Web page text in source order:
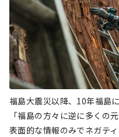
福島大震災以降、10年福島
「福島の方々に逆に多くの
表面的な情報のみでネガテ